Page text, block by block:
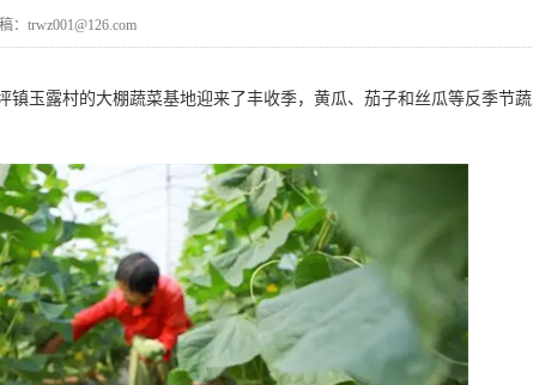
：trwz001@126.com
镇玉露村的大棚蔬菜基地迎来了丰收季，黄瓜、茄子和丝瓜等反季节蔬